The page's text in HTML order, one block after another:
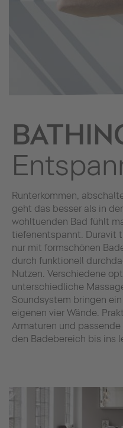
Runterkommen,
geht das besser als in
wohltuenden Bad fühlt
tiefenentspannt. Duravit
nur mit formschönen
durch funktionell
Nutzen. Verschiedene
unterschiedliche
Soundsystem bringen
eigenen vier Wände.
Armaturen und
den Badebereich bis ins